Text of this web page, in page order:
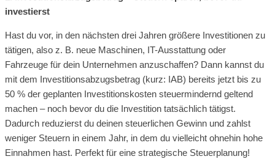
investierst
Hast du vor, in den nächsten drei Jahren größere Investitionen zu
tätigen, also z. B. neue Maschinen, IT-Ausstattung oder
Fahrzeuge für dein Unternehmen anzuschaffen? Dann kannst du
mit dem Investitionsabzugsbetrag (kurz: IAB) bereits jetzt bis zu
50 % der geplanten Investitionskosten steuermindernd geltend
machen – noch bevor du die Investition tatsächlich tätigst.
Dadurch reduzierst du deinen steuerlichen Gewinn und zahlst
weniger Steuern in einem Jahr, in dem du vielleicht ohnehin hohe
Einnahmen hast. Perfekt für eine strategische Steuerplanung!